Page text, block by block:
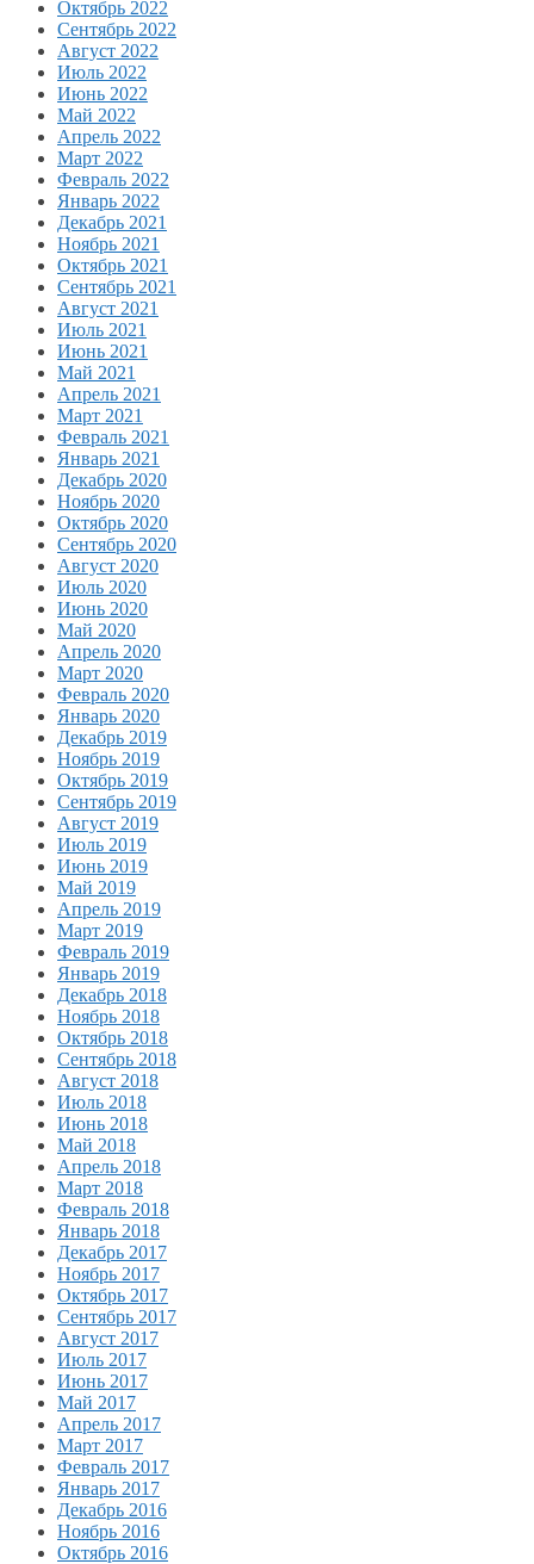
Октябрь 2022
Сентябрь 2022
Август 2022
Июль 2022
Июнь 2022
Май 2022
Апрель 2022
Март 2022
Февраль 2022
Январь 2022
Декабрь 2021
Ноябрь 2021
Октябрь 2021
Сентябрь 2021
Август 2021
Июль 2021
Июнь 2021
Май 2021
Апрель 2021
Март 2021
Февраль 2021
Январь 2021
Декабрь 2020
Ноябрь 2020
Октябрь 2020
Сентябрь 2020
Август 2020
Июль 2020
Июнь 2020
Май 2020
Апрель 2020
Март 2020
Февраль 2020
Январь 2020
Декабрь 2019
Ноябрь 2019
Октябрь 2019
Сентябрь 2019
Август 2019
Июль 2019
Июнь 2019
Май 2019
Апрель 2019
Март 2019
Февраль 2019
Январь 2019
Декабрь 2018
Ноябрь 2018
Октябрь 2018
Сентябрь 2018
Август 2018
Июль 2018
Июнь 2018
Май 2018
Апрель 2018
Март 2018
Февраль 2018
Январь 2018
Декабрь 2017
Ноябрь 2017
Октябрь 2017
Сентябрь 2017
Август 2017
Июль 2017
Июнь 2017
Май 2017
Апрель 2017
Март 2017
Февраль 2017
Январь 2017
Декабрь 2016
Ноябрь 2016
Октябрь 2016